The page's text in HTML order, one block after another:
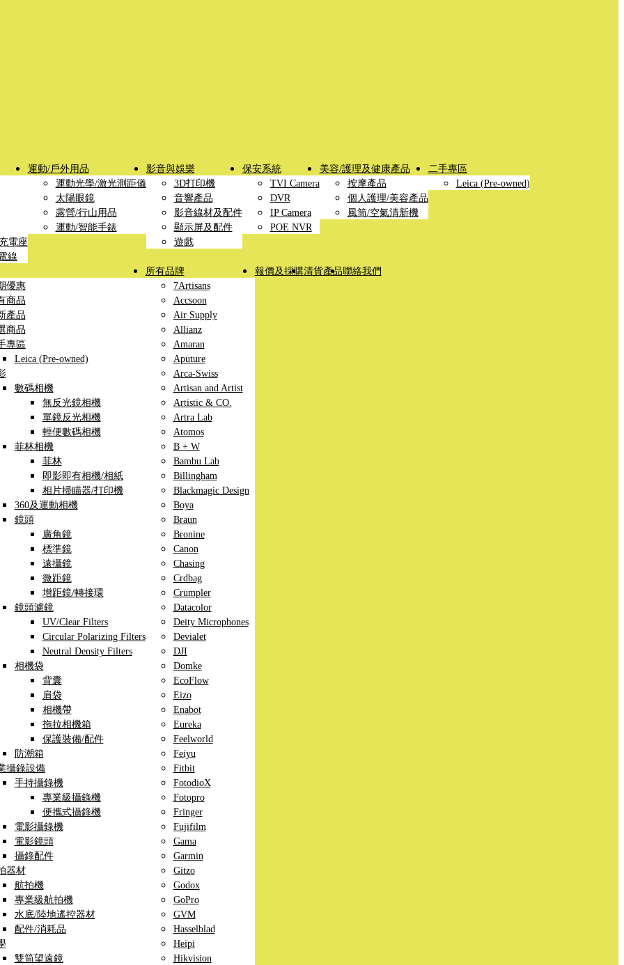
電座
線
運動/戶外用品
運動光學/激光測距儀
太陽眼鏡
露營/行山用品
運動/智能手錶
影音與娛樂
3D打印機
音響產品
影音線材及配件
顯示屏及配件
遊戲
保安系統
TVI Camera
DVR
IP Camera
POE NVR
美容/護理及健康產品
按摩產品
個人護理/美容產品
風筒/空氣清新機
二手專區
Leica (Pre-owned)
優惠
商品
產品
商品
專區
Leica (Pre-owned)
數碼相機
無反光鏡相機
單鏡反光相機
輕便數碼相機
菲林相機
菲林
即影即有相機/相紙
相片掃瞄器/打印機
360及運動相機
鏡頭
廣角鏡
標準鏡
遠攝鏡
微距鏡
增距鏡/轉接環
鏡頭濾鏡
UV/Clear Filters
Circular Polarizing Filters
Neutral Density Filters
相機袋
背囊
肩袋
相機帶
拖拉相機箱
保護裝備/配件
防潮箱
攝錄設備
手持攝錄機
專業級攝錄機
便攜式攝錄機
電影攝錄機
電影鏡頭
攝錄配件
器材
航拍機
專業級航拍機
水底/陸地遙控器材
配件/消耗品
雙筒望遠鏡
所有品牌
7Artisans
Accsoon
Air Supply
Allianz
Amaran
Aputure
Arca-Swiss
Artisan and Artist
Artistic & CO.
Artra Lab
Atomos
B + W
Bambu Lab
Billingham
Blackmagic Design
Boya
Braun
Bronine
Canon
Chasing
Crdbag
Crumpler
Datacolor
Deity Microphones
Devialet
DJI
Domke
EcoFlow
Eizo
Enabot
Eureka
Feelworld
Feiyu
Fitbit
FotodioX
Fotopro
Fringer
Fujifilm
Gama
Garmin
Gitzo
Godox
GoPro
GVM
Hasselblad
Heipi
Hikvision
報價及採購清貨產品聯絡我們